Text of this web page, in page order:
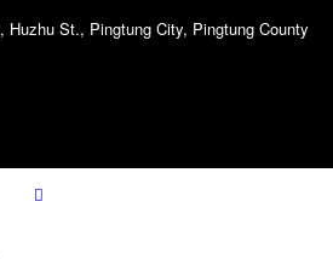
Huzhu St., Pingtung City, Pingtung County